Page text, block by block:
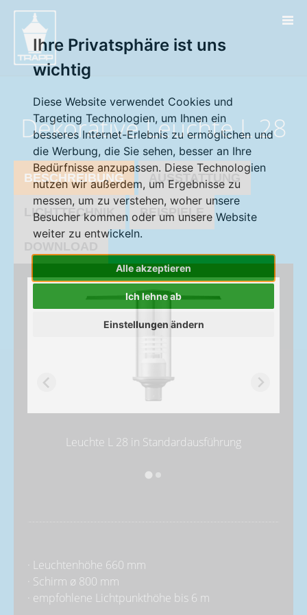
Ihre Privatsphäre ist uns
wichtig
Diese Website verwendet Cookies und
Targeting Technologien, um Ihnen ein
besseres Internet-Erlebnis zu ermöglichen und
die Werbung, die Sie sehen, besser an Ihre
Bedürfnisse anzupassen. Diese Technologien
nutzen wir außerdem, um Ergebnisse zu
messen, um zu verstehen, woher unsere
Besucher kommen oder um unsere Website
weiter zu entwickeln.
Alle akzeptieren
Ich lehne ab
Einstellungen ändern
Dekorative Leuchte L 28
BESCHREIBUNG AUSSTATTUNG
LICHTTECHNIK BEISPIELE
Leuchte L 28 in Standardausführung
· Leuchtenhöhe 660 mm
· Schirm ø 800 mm
· empfohlene Lichtpunkthöhe bis 6 m